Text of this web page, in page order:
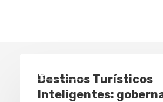
Eventos
Destinos Turísticos
Inteligentes: